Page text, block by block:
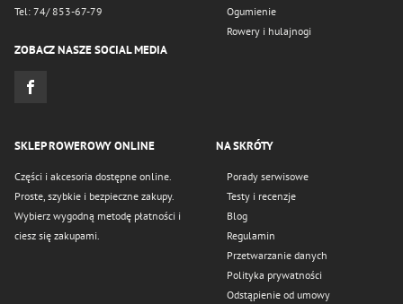
Tel: 74/ 853-67-79
ZOBACZ NASZE SOCIAL MEDIA
Ogumienie
Rowery i hulajnogi
SKLEP ROWEROWY ONLINE
Części i akcesoria dostępne online.
Proste, szybkie i bezpieczne zakupy.
Wybierz wygodną metodę płatności i
ciesz się zakupami.
NA SKRÓTY
Porady serwisowe
Testy i recenzje
Blog
Regulamin
Przetwarzanie danych
Polityka prywatności
Odstąpienie od umowy